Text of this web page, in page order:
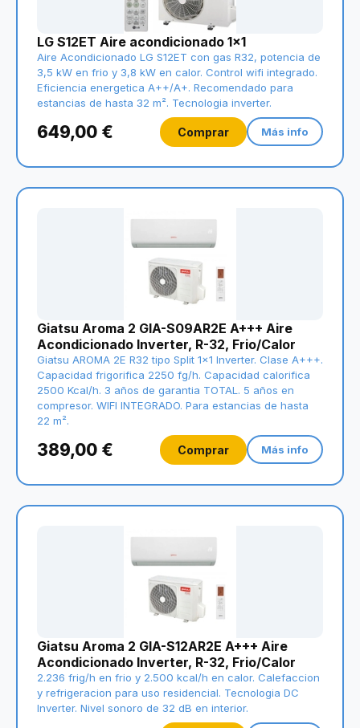
LG S12ET Aire acondicionado 1x1
Aire Acondicionado LG S12ET con gas R32, potencia de
3,5 kW en frio y 3,8 kW en calor. Control wifi integrado.
Eficiencia energetica A++/A+. Recomendado para
estancias de hasta 32 m². Tecnologia inverter.
649,00 € Comprar Más info
Giatsu Aroma 2 GIA-S09AR2E A+++ Aire
Acondicionado Inverter, R-32, Frio/Calor
Giatsu AROMA 2E R32 tipo Split 1x1 Inverter. Clase A+++.
Capacidad frigorifica 2250 fg/h. Capacidad calorifica
2500 Kcal/h. 3 años de garantia TOTAL. 5 años en
compresor. WIFI INTEGRADO. Para estancias de hasta
22 m².
389,00 € Comprar Más info
Giatsu Aroma 2 GIA-S12AR2E A+++ Aire
Acondicionado Inverter, R-32, Frio/Calor
2.236 frig/h en frio y 2.500 kcal/h en calor. Calefaccion
y refrigeracion para uso residencial. Tecnologia DC
Inverter. Nivel sonoro de 32 dB en interior.